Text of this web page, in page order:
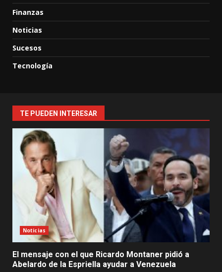
Finanzas
Noticias
Sucesos
Tecnología
TE PUEDEN INTERESAR
Noticias
El mensaje con el que Ricardo Montaner pidió a
Abelardo de la Espriella ayudar a Venezuela